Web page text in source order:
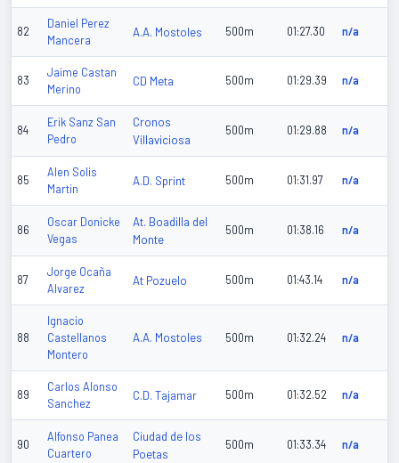
82
Daniel Perez
Mancera
A.A. Mostoles 500m 01:27.30 n/a
83
Jaime Castan
Merino
CD Meta 500m 01:29.39 n/a
84
Erik Sanz San
Pedro
Cronos
Villaviciosa
500m 01:29.88 n/a
85
Alen Solis
Martin
A.D. Sprint 500m 01:31.97 n/a
86
Oscar Donicke
Vegas
At. Boadilla del
Monte
500m 01:38.16 n/a
87
Jorge Ocaña
Alvarez
At Pozuelo 500m 01:43.14 n/a
88
Ignacio
Castellanos
Montero
A.A. Mostoles 500m 01:32.24 n/a
89
Carlos Alonso
Sanchez
C.D. Tajamar 500m 01:32.52 n/a
90
Alfonso Panea
Cuartero
Ciudad de los
Poetas
500m 01:33.34 n/a